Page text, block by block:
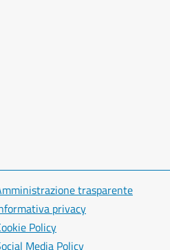
trasparente
privacy
Policy
Media Policy